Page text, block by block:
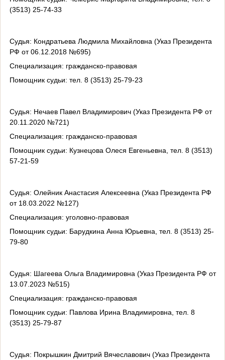
(3513) 25-74-33
Судья: Кондратьева Людмила Михайловна (Указ Президента
РФ от 06.12.2018 №695)
Специализация: гражданско-правовая
Помощник судьи: тел. 8 (3513) 25-79-23
Судья: Нечаев Павел Владимирович (Указ Президента РФ от
20.11.2020 №721)
Специализация: гражданско-правовая
Помощник судьи: Кузнецова Олеся Евгеньевна, тел. 8 (3513)
57-21-59
Судья: Олейник Анастасия Алексеевна (Указ Президента РФ
от 18.03.2022 №127)
Специализация: уголовно-правовая
Помощник судьи: Барудкина Анна Юрьевна, тел. 8 (3513) 25-
79-80
Судья: Шагеева Ольга Владимировна (Указ Президента РФ от
13.07.2023 №515)
Специализация: гражданско-правовая
Помощник судьи: Павлова Ирина Владимировна, тел. 8
(3513) 25-79-87
Судья: Покрышкин Дмитрий Вячеславович (Указ Президента